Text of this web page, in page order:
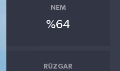
NEM
%64
RÜZGAR